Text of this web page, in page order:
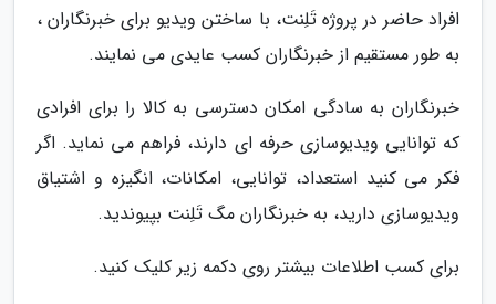
افراد حاضر در پروژه تَلِنت، با ساختن ویدیو برای خبرنگاران ،
به طور مستقیم از خبرنگاران کسب عایدی می نمایند.
خبرنگاران به سادگی امکان دسترسی به کالا را برای افرادی
که توانایی ویدیوسازی حرفه ای دارند، فراهم می نماید. اگر
فکر می کنید استعداد، توانایی، امکانات، انگیزه و اشتیاق
ویدیوسازی دارید، به خبرنگاران مگ تَلِنت بپیوندید.
برای کسب اطلاعات بیشتر روی دکمه زیر کلیک کنید.